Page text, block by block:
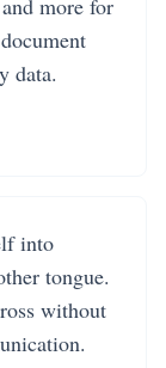
more for
data.
into
tongue.
without